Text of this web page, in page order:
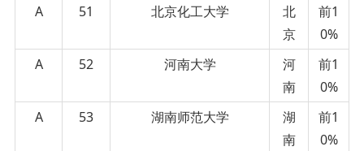
A
51 北京化工大学
北
京
前1
0%
A
52 河南大学
河
南
前1
0%
A
53 湖南师范大学
湖
南
前1
0%